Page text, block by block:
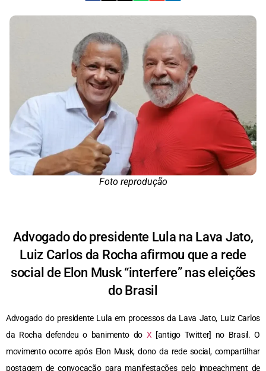
Foto reprodução
Advogado do presidente Lula na Lava Jato,
Luiz Carlos da Rocha afirmou que a rede
social de Elon Musk “interfere” nas eleições
do Brasil
Advogado do presidente Lula em processos da Lava Jato, Luiz Carlos
da Rocha defendeu o banimento do X[antigo Twitter] no Brasil. O
movimento ocorre após Elon Musk, dono da rede social, compartilhar
postagem de convocação para manifestações pelo impeachment de